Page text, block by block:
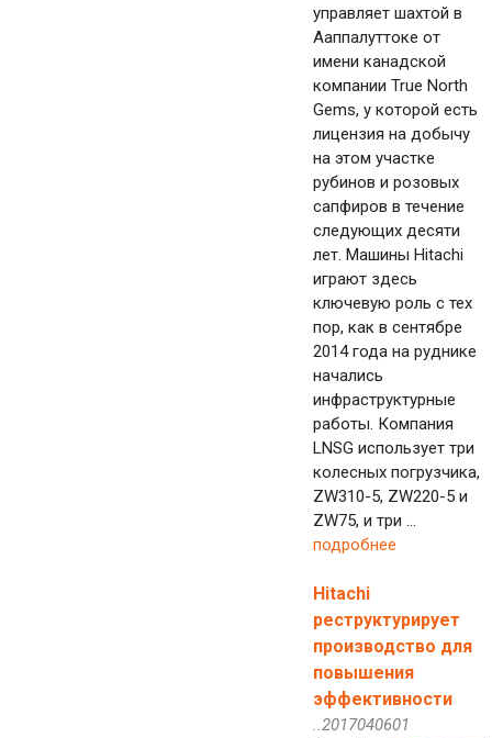
управляет шахтой в
Ааппалуттоке от
имени канадской
компании True North
Gems, у которой есть
лицензия на добычу
на этом участке
рубинов и розовых
сапфиров в течение
следующих десяти
лет. Машины Hitachi
играют здесь
ключевую роль с тех
пор, как в сентябре
2014 года на руднике
начались
инфраструктурные
работы. Компания
LNSG использует три
колесных погрузчика,
ZW310-5, ZW220-5 и
ZW75, и три ...
подробнее
Hitachi
реструктурирует
производство для
повышения
эффективности
..2017040601